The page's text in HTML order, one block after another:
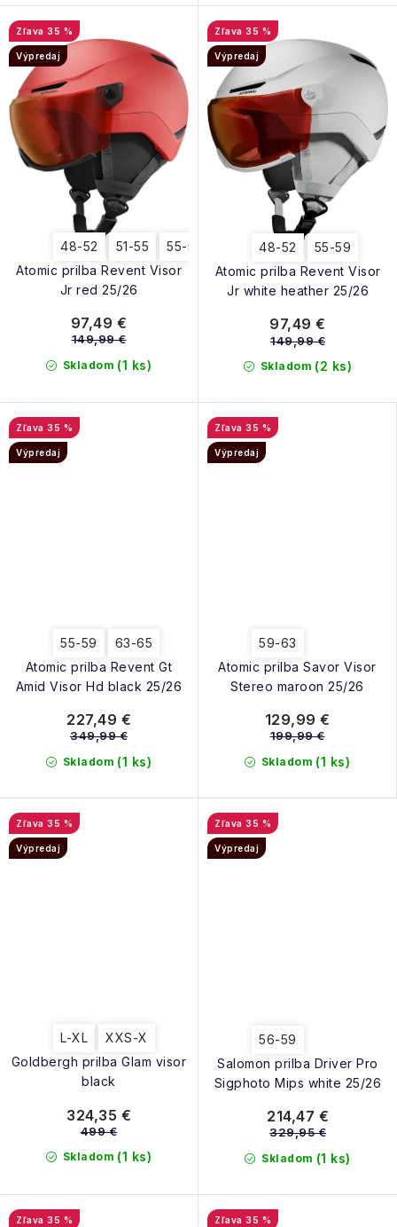
Atomic prilba Revent Visor
Jr red 25/26
35 %
Výpredaj
48-52 51-55 55-59
Skladom (1 ks)
97,49 €
149,99 €
Atomic prilba Revent Visor
Jr white heather 25/26
35 %
Výpredaj
48-52 55-59
Skladom (2 ks)
97,49 €
149,99 €
Atomic prilba Revent Gt
Amid Visor Hd black 25/26
35 %
Výpredaj
55-59 63-65
Skladom (1 ks)
227,49 €
349,99 €
Atomic prilba Savor Visor
Stereo maroon 25/26
35 %
Výpredaj
59-63
Skladom (1 ks)
129,99 €
199,99 €
Goldbergh prilba Glam visor
black
35 %
Výpredaj
L-XL XXS-X
Skladom (1 ks)
324,35 €
499 €
Salomon prilba Driver Pro
Sigphoto Mips white 25/26
35 %
Výpredaj
56-59
Skladom (1 ks)
214,47 €
329,95 €
35 % 35 %